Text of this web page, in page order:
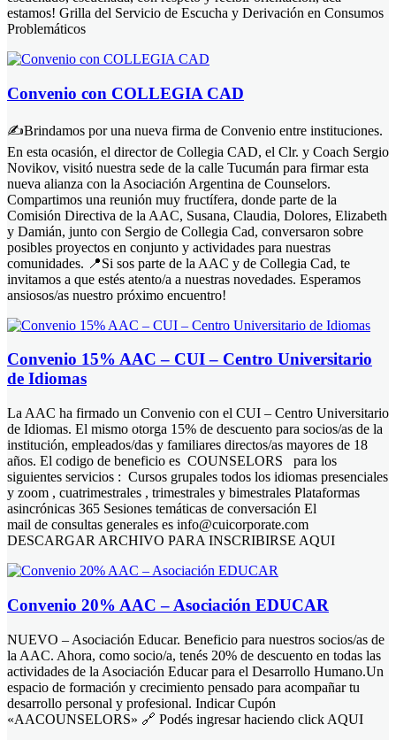
estamos! Grilla del Servicio de Escucha y Derivación en Consumos
Problemáticos
Convenio con COLLEGIA CAD
✍️Brindamos por una nueva firma de Convenio entre instituciones.
En esta ocasión, el director de Collegia CAD, el Clr. y Coach Sergio
Novikov, visitó nuestra sede de la calle Tucumán para firmar esta
nueva alianza con la Asociación Argentina de Counselors.
Compartimos una reunión muy fructífera, donde parte de la
Comisión Directiva de la AAC, Susana, Claudia, Dolores, Elizabeth
y Damián, junto con Sergio de Collegia Cad, conversaron sobre
posibles proyectos en conjunto y actividades para nuestras
comunidades. 📍Si sos parte de la AAC y de Collegia Cad, te
invitamos a que estés atento/a a nuestras novedades. Esperamos
ansiosos/as nuestro próximo encuentro!
Convenio 15% AAC – CUI – Centro Universitario
de Idiomas
La AAC ha firmado un Convenio con el CUI – Centro Universitario
de Idiomas. El mismo otorga 15% de descuento para socios/as de la
institución, empleados/das y familiares directos/as mayores de 18
años. El codigo de beneficio es COUNSELORS para los
siguientes servicios : Cursos grupales todos los idiomas presenciales
y zoom , cuatrimestrales , trimestrales y bimestrales Plataformas
asincrónicas 365 Sesiones temáticas de conversación El
mail de consultas generales es info@cuicorporate.com
DESCARGAR ARCHIVO PARA INSCRIBIRSE AQUI
Convenio 20% AAC – Asociación EDUCAR
NUEVO – Asociación Educar. Beneficio para nuestros socios/as de
la AAC. Ahora, como socio/a, tenés 20% de descuento en todas las
actividades de la Asociación Educar para el Desarrollo Humano.Un
espacio de formación y crecimiento pensado para acompañar tu
desarrollo personal y profesional. Indicar Cupón
«AACOUNSELORS» 🔗 Podés ingresar haciendo click AQUI